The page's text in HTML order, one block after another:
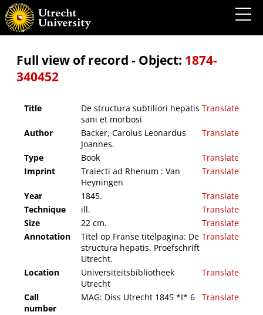
De structura subtiliori hepatis sani et morbosi
Full view of record - Object: 1874-
340452
Title
De structura subtiliori hepatis
sani et morbosi
Translate
Author
Backer, Carolus Leonardus
Joannes.
Translate
Type Book
Translate
Imprint
Traiecti ad Rhenum : Van
Heyningen
Translate
Year 1845.
Translate
Technique
ill.
Translate
Size
22 cm.
Translate
Annotation
Titel op Franse titelpagina: De
structura hepatis. Proefschrift
Utrecht.
Translate
Location
Universiteitsbibliotheek
Utrecht
Translate
Call
number
MAG: Diss Utrecht 1845 *I* 6 Translate